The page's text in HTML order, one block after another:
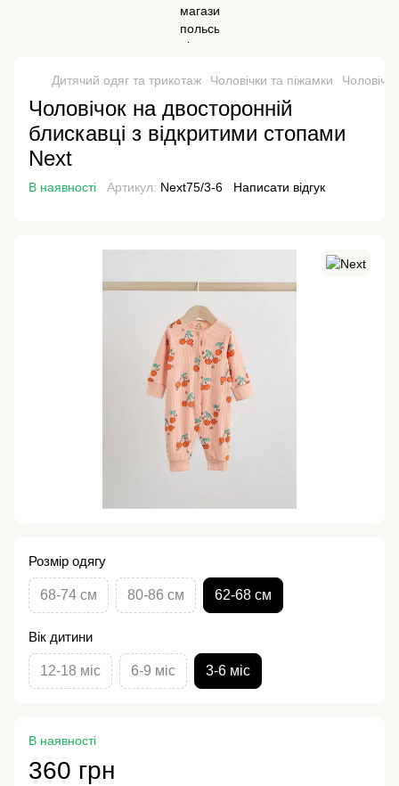
Дитячий одяг та трикотаж Чоловічки та піжамки
Чоловічок на двосторонній
блискавці з відкритими стопами
Next
В наявності Артикул: Next75/3-6 Написати відгук
Розмір одягу
68-74 см 80-86 см 62-68 см
Вік дитини
12-18 міс 6-9 міс 3-6 міс
В наявності
360 грн